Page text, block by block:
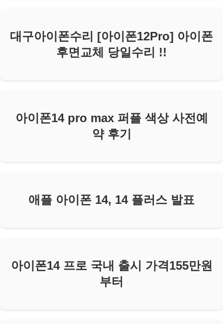
대구아이폰수리 [아이폰12Pro] 아이폰
후면교체 당일수리 !!
아이폰14 pro max 퍼플 색상 사전예
약 후기
애플 아이폰 14, 14 플러스 발표
아이폰14 프로 국내 출시 가격155만원
부터